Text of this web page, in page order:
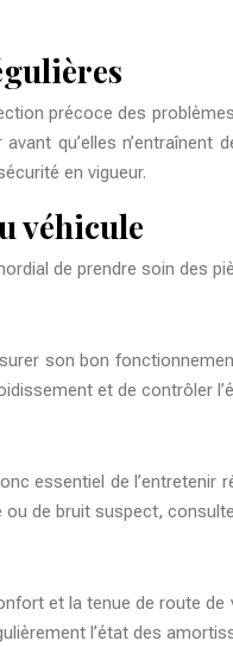
précoce des
qu’elles
en vigueur.
véhicule
de prendre soin des
son bon
et de contrôler
essentiel de
de bruit suspect,
et la tenue de route
l’état des